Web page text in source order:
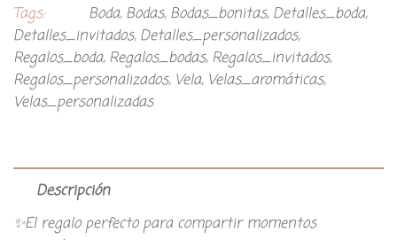
Tags:
Boda, Bodas, Bodas_bonitas, Detalles_boda,
Detalles_invitados, Detalles_personalizados,
Regalos_boda, Regalos_bodas, Regalos_invitados,
Regalos_personalizados, Vela, Velas_aromáticas,
Velas_personalizadas
Descripción
✨El regalo perfecto para compartir momentos